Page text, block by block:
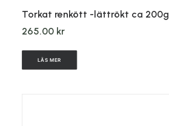
Torkat renkött -lättrökt ca 200g
265.00 kr
LÄS MER